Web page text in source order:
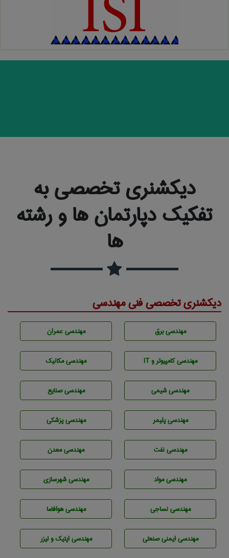
دیکشنری تخصصی به
تفکیک دپارتمان ها و رشته
ها
دیکشنری تخصصی فنی مهندسی
مهندسی برق مهندسی عمران
مهندسی كامپيوتر و IT مهندسی مکانیک
مهندسي شيمی مهندسی صنايع
مهندسی پليمر مهندسی پزشکی
مهندسی نفت مهندسی معدن
مهندسی مواد مهندسی شهرسازی
مهندسي نساجی مهندسی هوافضا
مهندسی ایمنی صنعتی مهندسی اپتیک و لیزر